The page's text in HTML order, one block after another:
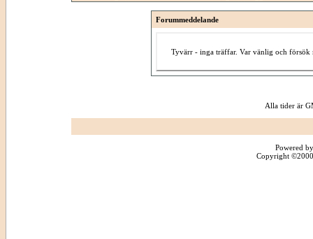
Forummeddelande
Tyvärr - inga träffar. Var vänlig och försök
Alla tider är
Powered
Copyright